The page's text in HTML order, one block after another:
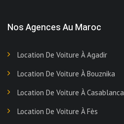
Nos Agences Au Maroc
Location De Voiture À Agadir
Location De Voiture À Bouznika
Location De Voiture À Casablanca
Location De Voiture À Fès